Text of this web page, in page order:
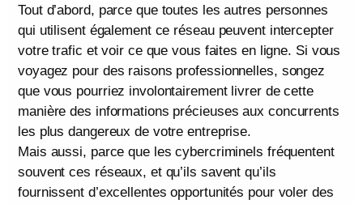
Tout d’abord, parce que toutes les autres personnes
qui utilisent également ce réseau peuvent intercepter
votre trafic et voir ce que vous faites en ligne. Si vous
voyagez pour des raisons professionnelles, songez
que vous pourriez involontairement livrer de cette
manière des informations précieuses aux concurrents
les plus dangereux de votre entreprise.
Mais aussi, parce que les cybercriminels fréquentent
souvent ces réseaux, et qu’ils savent qu’ils
fournissent d’excellentes opportunités pour voler des